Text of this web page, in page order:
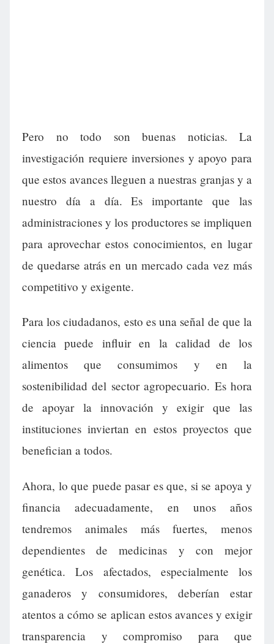
Pero no todo son buenas noticias. La
investigación requiere inversiones y apoyo para
que estos avances lleguen a nuestras granjas y a
nuestro día a día. Es importante que las
administraciones y los productores se impliquen
para aprovechar estos conocimientos, en lugar
de quedarse atrás en un mercado cada vez más
competitivo y exigente.
Para los ciudadanos, esto es una señal de que la
ciencia puede influir en la calidad de los
alimentos que consumimos y en la
sostenibilidad del sector agropecuario. Es hora
de apoyar la innovación y exigir que las
instituciones inviertan en estos proyectos que
benefician a todos.
Ahora, lo que puede pasar es que, si se apoya y
financia adecuadamente, en unos años
tendremos animales más fuertes, menos
dependientes de medicinas y con mejor
genética. Los afectados, especialmente los
ganaderos y consumidores, deberían estar
atentos a cómo se aplican estos avances y exigir
transparencia y compromiso para que